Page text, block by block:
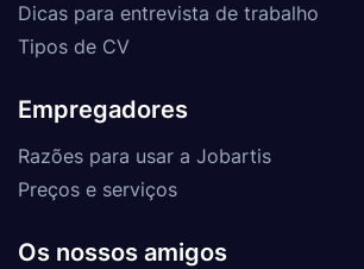
Dicas para entrevista de trabalho
Tipos de CV
Empregadores
Razões para usar a Jobartis
Preços e serviços
Os nossos amigos